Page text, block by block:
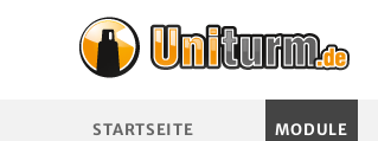
STARTSEITE MODULE